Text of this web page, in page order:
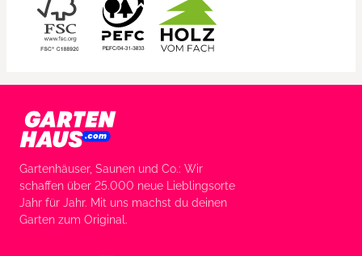
Gartenhäuser, Saunen und Co.: Wir
schaffen über 25.000 neue Lieblingsorte
Jahr für Jahr. Mit uns machst du deinen
Garten zum Original.